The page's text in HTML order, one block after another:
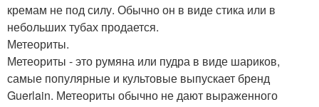
кремам не под силу. Обычно он в виде стика или в
небольших тубах продается.
Метеориты.
Метеориты - это румяна или пудра в виде шариков,
самые популярные и культовые выпускает бренд
Guerlain. Метеориты обычно не дают выраженного